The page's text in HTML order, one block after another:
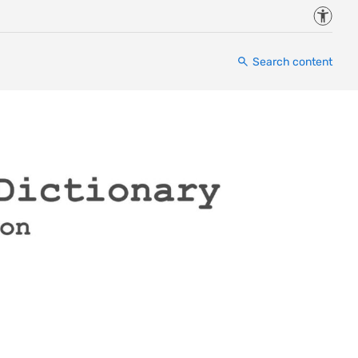
Search content